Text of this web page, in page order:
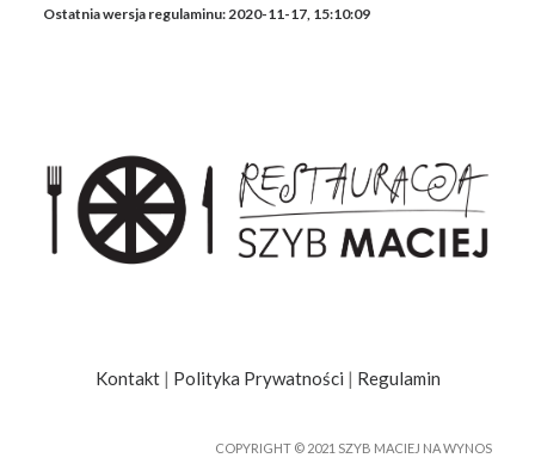
Ostatnia wersja regulaminu: 2020-11-17, 15:10:09
Kontakt| Polityka Prywatności | Regulamin
COPYRIGHT © 2021 SZYB MACIEJ NA WYNOS